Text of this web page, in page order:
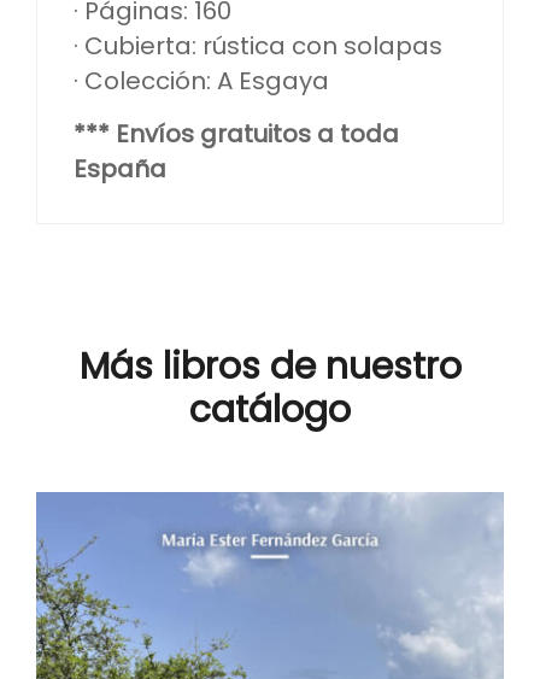
· Páginas: 160
· Cubierta: rústica con solapas
· Colección: A Esgaya
*** Envíos gratuitos a toda
España
Más libros de nuestro
catálogo